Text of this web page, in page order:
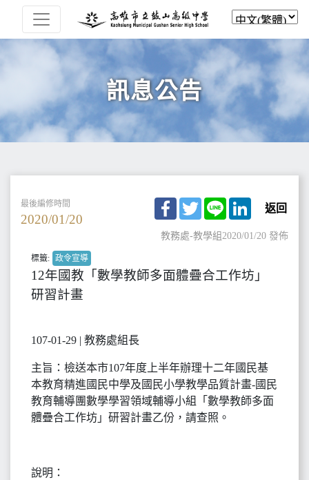
訊息公告
最後編修時間
2020/01/20
Facebook
TwitterLine LinkedIn
返回
教務處-教學組2020/01/20 發佈
標籤: 政令宣導
12年國教「數學教師多面體疊合工作坊」
研習計畫
107-01-29 | 教務處組長
主旨：檢送本市107年度上半年辦理十二年國民基
本教育精進國民中學及國民小學教學品質計畫-國民
教育輔導團數學學習領域輔導小組「數學教師多面
體疊合工作坊」研習計畫乙份，請查照。
說明：